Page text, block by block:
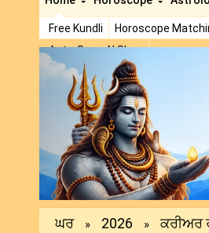
Free Kundli Horoscope
AstroSage AI Shop
Previous
ਘਰ » 2026 » ਕਰੀਅਰ